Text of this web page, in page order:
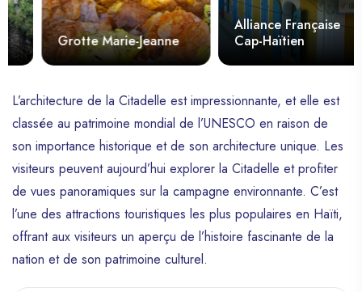
Grotte Marie-Jeanne
Alliance Française
Cap-Haïtien
L’architecture de la Citadelle est impressionnante, et elle est
classée au patrimoine mondial de l’UNESCO en raison de
son importance historique et de son architecture unique. Les
visiteurs peuvent aujourd’hui explorer la Citadelle et profiter
de vues panoramiques sur la campagne environnante. C’est
l’une des attractions touristiques les plus populaires en Haïti,
offrant aux visiteurs un aperçu de l’histoire fascinante de la
nation et de son patrimoine culturel.